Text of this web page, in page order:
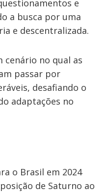
e
a busca por uma
e descentralizada.
cenário no qual as
passar por
desafiando o
adaptações no
o Brasil em 2024
de Saturno ao